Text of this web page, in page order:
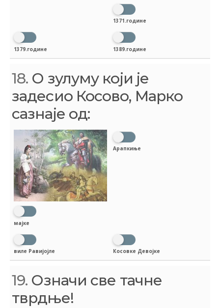
1371.године
1379.године 1389.године
18. О зулуму који је
задесио Косово, Марко
сазнаје од:
мајке
Арапкиње
виле Равијојле Косовке Девојке
19. Означи све тачне
тврдње!